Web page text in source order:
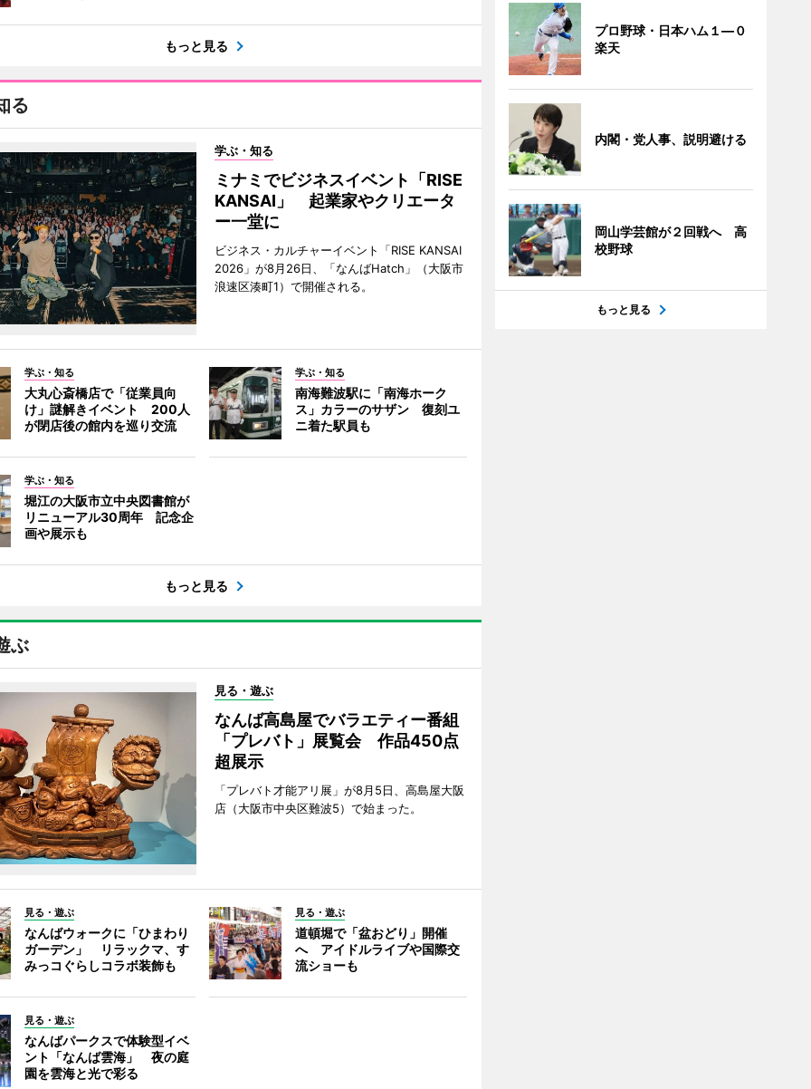
もっと見る
る
学ぶ・知る
ミナミでビジネスイベント「RISE
KANSAI」 起業家やクリエータ
ー一堂に
ビジネス・カルチャーイベント「RISE KANSAI
2026」が8月26日、「なんばHatch」（大阪市
浪速区湊町1）で開催される。
学ぶ・知る
大丸心斎橋店で「従業員向
け」謎解きイベント 200人
が閉店後の館内を巡り交流
学ぶ・知る
南海難波駅に「南海ホーク
ス」カラーのサザン 復刻ユ
ニ着た駅員も
学ぶ・知る
堀江の大阪市立中央図書館が
リニューアル30周年 記念企
画や展示も
もっと見る
ぶ
見る・遊ぶ
なんば高島屋でバラエティー番組
「プレバト」展覧会 作品450点
超展示
「プレバト才能アリ展」が8月5日、高島屋大阪
店（大阪市中央区難波5）で始まった。
見る・遊ぶ
なんばウォークに「ひまわり
ガーデン」 リラックマ、す
みっコぐらしコラボ装飾も
見る・遊ぶ
道頓堀で「盆おどり」開催
へ アイドルライブや国際交
流ショーも
見る・遊ぶ
なんばパークスで体験型イベ
ント「なんば雲海」 夜の庭
園を雲海と光で彩る
プロ野球・日本ハム１―０
楽天
内閣・党人事、説明避ける
岡山学芸館が２回戦へ 高
校野球
もっと見る